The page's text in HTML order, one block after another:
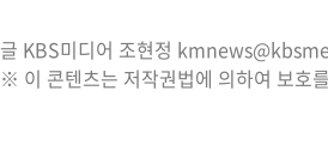
글 KBS미디어 조현정
※ 이 콘텐츠는 저작권법에 의하여 보호